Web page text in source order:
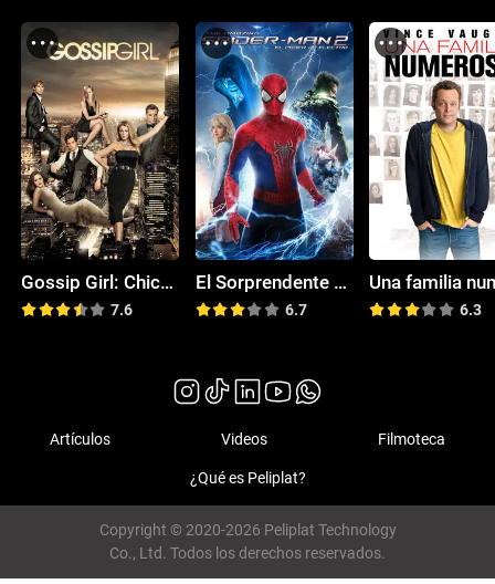
Gossip Girl: Chica Indiscreta
7.6
El Sorprendente Hombre Araña 2: La venganza de Electro
6.7 6.3
Artículos Videos Filmoteca
¿Qué es Peliplat?
Copyright © 2020-2026 Peliplat Technology
Co., Ltd. Todos los derechos reservados.